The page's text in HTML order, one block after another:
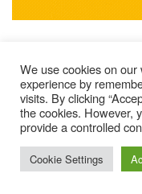
Mentions Légales
Lire Les Anciens N°
We use cookies on
experience by
visits. By clicking
the cookies. However,
provide a controlled
Cookie Settings